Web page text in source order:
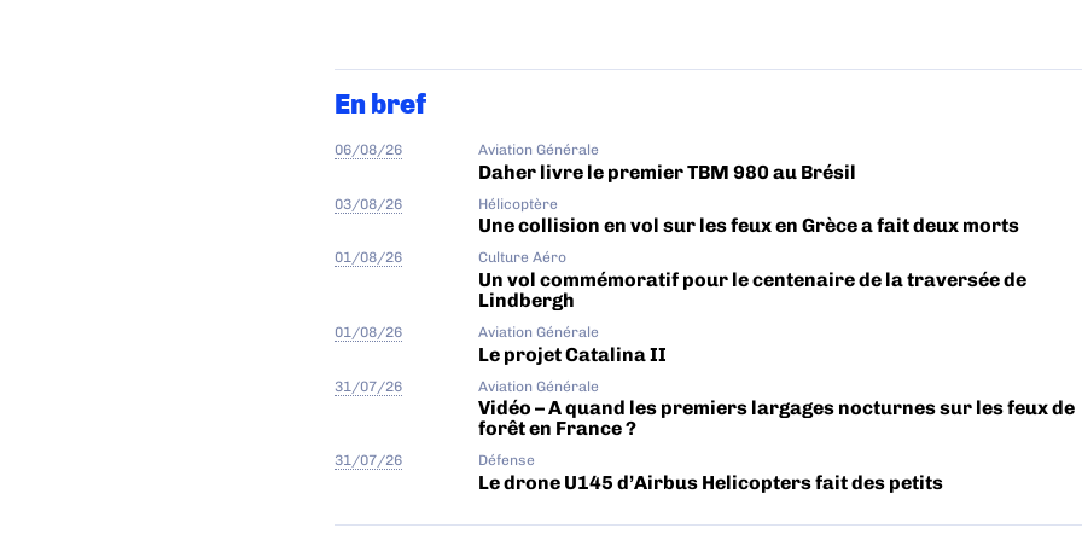
En bref
06/08/26 Aviation Générale
Daher livre le premier TBM 980 au Brésil
03/08/26 Hélicoptère
Une collision en vol sur les feux en Grèce a fait deux morts
01/08/26 Culture Aéro
Un vol commémoratif pour le centenaire de la traversée de
Lindbergh
01/08/26 Aviation Générale
Le projet Catalina II
31/07/26 Aviation Générale
Vidéo – A quand les premiers largages nocturnes sur les feux de
forêt en France ?
31/07/26 Défense
Le drone U145 d’Airbus Helicopters fait des petits